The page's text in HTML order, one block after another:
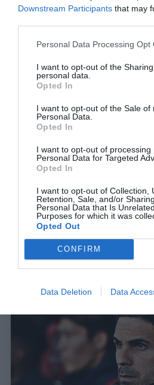
Downstream Participants that may
Personal Data Processing Opt
I want to opt-out of the
personal data.
Opted In
I want to opt-out of the Sale of
Personal Data.
Opted In
I want to opt-out of processing
Personal Data for Targeted
Opted In
I want to opt-out of Collection,
Retention, Sale, and/or
Personal Data that Is
Purposes for which it was
Opted Out
CONFIRM
Data Deletion Data
22 ολόκληρα χρόνια πριν:Η
Πεπ «βγαίνει»...
Γιώργος Κοντογεώργης